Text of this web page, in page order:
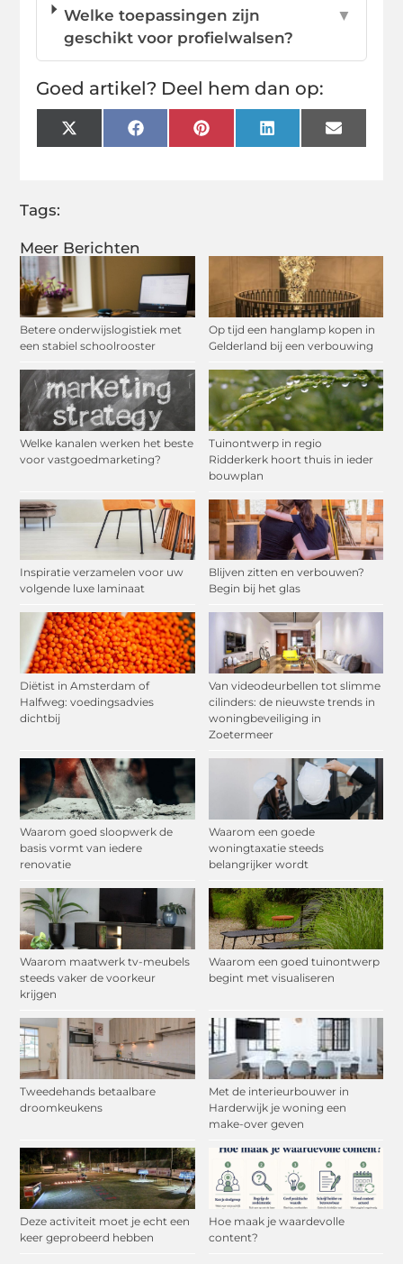
Meer Berichten
Betere onderwijslogistiek met
een stabiel schoolrooster
Op tijd een hanglamp kopen in
Gelderland bij een verbouwing
Welke kanalen werken het beste
voor vastgoedmarketing?
Tuinontwerp in regio
Ridderkerk hoort thuis in ieder
bouwplan
Inspiratie verzamelen voor uw
volgende luxe laminaat
Blijven zitten en verbouwen?
Begin bij het glas
Diëtist in Amsterdam of
Halfweg: voedingsadvies
dichtbij
Van videodeurbellen tot slimme
cilinders: de nieuwste trends in
woningbeveiliging in
Zoetermeer
Waarom goed sloopwerk de
basis vormt van iedere
renovatie
Waarom een goede
woningtaxatie steeds
belangrijker wordt
Waarom maatwerk tv-meubels
steeds vaker de voorkeur
krijgen
Waarom een goed tuinontwerp
begint met visualiseren
Tweedehands betaalbare
droomkeukens
Met de interieurbouwer in
Harderwijk je woning een
make-over geven
Deze activiteit moet je echt een
keer geprobeerd hebben
Hoe maak je waardevolle
content?
Welke toepassingen zijn
geschikt voor profielwalsen?
▼
Goed artikel? Deel hem dan op:
X
(Twitter)
FacebookPinterestLinkedInEmail
Tags: